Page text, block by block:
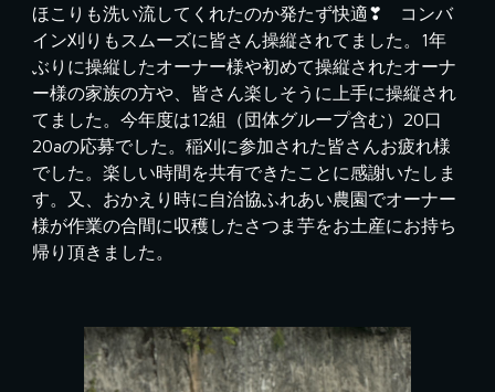
ほこりも洗い流してくれたのか発たず快適❣ コンバ
イン刈りもスムーズに皆さん操縦されてました。1年
ぶりに操縦したオーナー様や初めて操縦されたオーナ
ー様の家族の方や、皆さん楽しそうに上手に操縦され
てました。今年度は12組（団体グループ含む）20口
20aの応募でした。稲刈に参加された皆さんお疲れ様
でした。楽しい時間を共有できたことに感謝いたしま
す。又、おかえり時に自治協ふれあい農園でオーナー
様が作業の合間に収穫したさつま芋をお土産にお持ち
帰り頂きました。